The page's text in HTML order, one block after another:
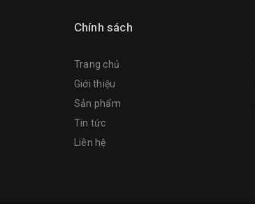
Chính sách
Trang chủ
Giới thiệu
Sản phẩm
Tin tức
Liên hệ